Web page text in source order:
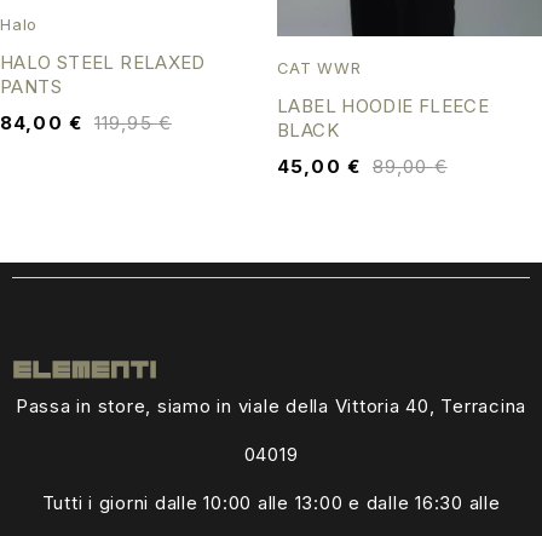
Halo
HALO STEEL RELAXED
PANTS
119,95€
84,00 €
CAT WWR
LABEL HOODIE FLEECE
BLACK
89,00€
45,00 €
Passa in store, siamo in viale della Vittoria 40, Terracina
04019
Tutti i giorni dalle10:00 alle 13:00 e dalle 16:30 alle